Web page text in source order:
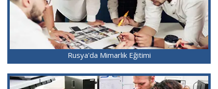
Rusya'da Mimarlık Eğitimi